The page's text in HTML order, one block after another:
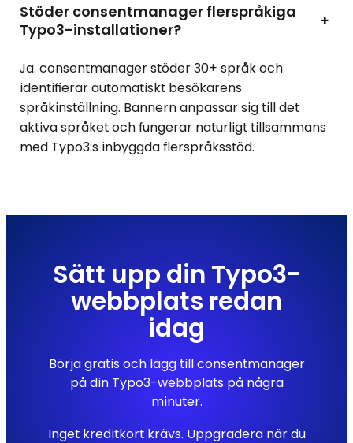
Stöder consentmanager flerspråkiga
Typo3-installationer?
+
Ja. consentmanager stöder 30+ språk och
identifierar automatiskt besökarens
språkinställning. Bannern anpassar sig till det
aktiva språket och fungerar naturligt tillsammans
med Typo3:s inbyggda flerspråksstöd.
Sätt upp din Typo3-
webbplats redan
idag
Börja gratis och lägg till consentmanager
på din Typo3-webbplats på några
minuter.
Inget kreditkort krävs. Uppgradera när du